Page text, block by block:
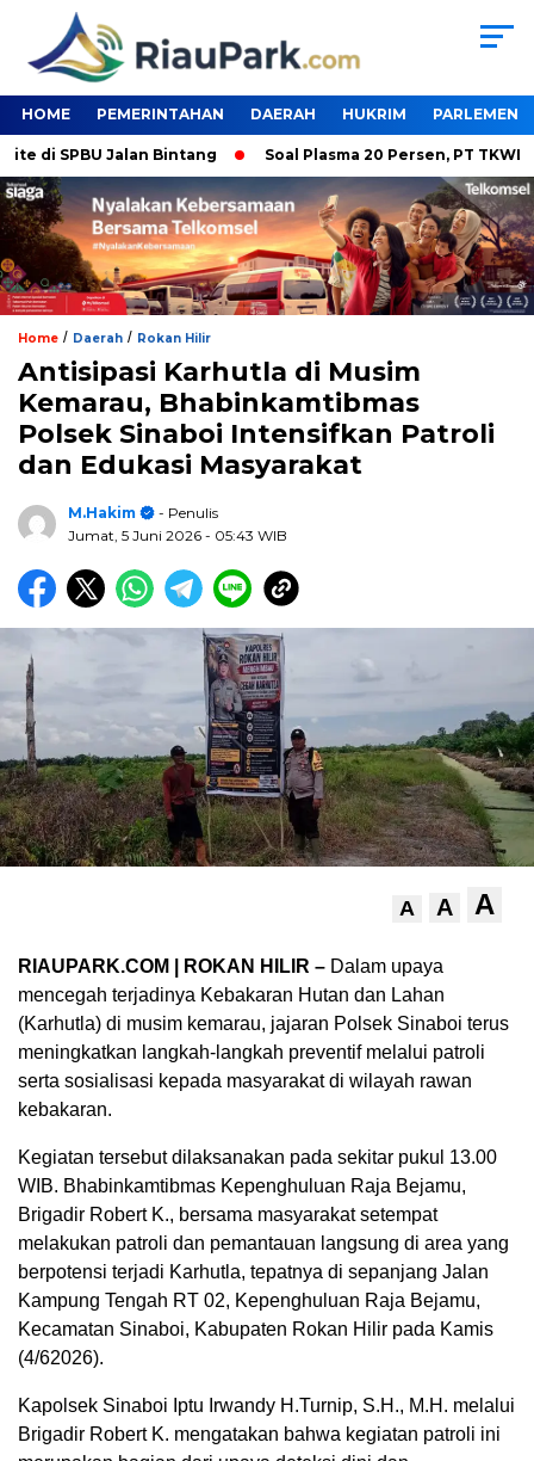
HOME PEMERINTAHAN DAERAH HUKRIM PARLEMEN
SPBU Jalan Bintang Soal Plasma 20 Persen, PT TKWL Tak
Home / Daerah / Rokan Hilir
Antisipasi Karhutla di Musim
Kemarau, Bhabinkamtibmas
Polsek Sinaboi Intensifkan Patroli
dan Edukasi Masyarakat
M.Hakim
- Penulis
Jumat, 5 Juni 2026 - 05:43 WIB
A A A
RIAUPARK.COM | ROKAN HILIR – Dalam upaya
mencegah terjadinya Kebakaran Hutan dan Lahan
(Karhutla) di musim kemarau, jajaran Polsek Sinaboi terus
meningkatkan langkah-langkah preventif melalui patroli
serta sosialisasi kepada masyarakat di wilayah rawan
kebakaran.
Kegiatan tersebut dilaksanakan pada sekitar pukul 13.00
WIB. Bhabinkamtibmas Kepenghuluan Raja Bejamu,
Brigadir Robert K., bersama masyarakat setempat
melakukan patroli dan pemantauan langsung di area yang
berpotensi terjadi Karhutla, tepatnya di sepanjang Jalan
Kampung Tengah RT 02, Kepenghuluan Raja Bejamu,
Kecamatan Sinaboi, Kabupaten Rokan Hilir pada Kamis
(4/62026).
Kapolsek Sinaboi Iptu Irwandy H.Turnip, S.H., M.H. melalui
Brigadir Robert K. mengatakan bahwa kegiatan patroli ini